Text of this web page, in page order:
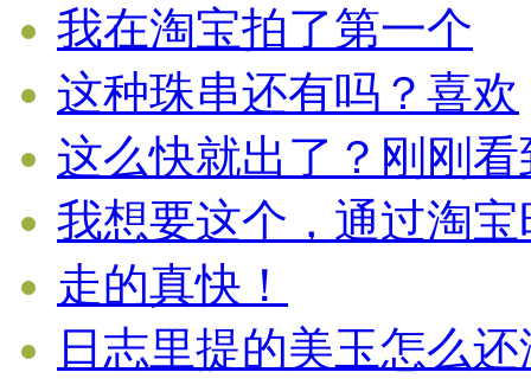
我在淘宝拍了第一个
这种珠串还有吗？喜欢
这么快就出了？刚刚看
我想要这个，通过淘宝
走的真快！
日志里提的美玉怎么